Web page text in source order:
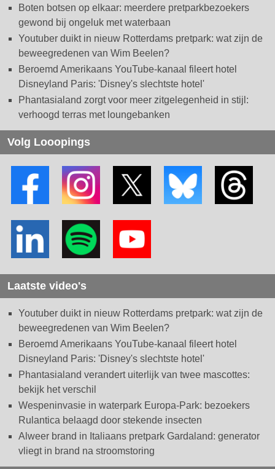
Boten botsen op elkaar: meerdere pretparkbezoekers
gewond bij ongeluk met waterbaan
Youtuber duikt in nieuw Rotterdams pretpark: wat zijn de
beweegredenen van Wim Beelen?
Beroemd Amerikaans YouTube-kanaal fileert hotel
Disneyland Paris: 'Disney's slechtste hotel'
Phantasialand zorgt voor meer zitgelegenheid in stijl:
verhoogd terras met loungebanken
Volg Looopings
Laatste video's
Youtuber duikt in nieuw Rotterdams pretpark: wat zijn de
beweegredenen van Wim Beelen?
Beroemd Amerikaans YouTube-kanaal fileert hotel
Disneyland Paris: 'Disney's slechtste hotel'
Phantasialand verandert uiterlijk van twee mascottes:
bekijk het verschil
Wespeninvasie in waterpark Europa-Park: bezoekers
Rulantica belaagd door stekende insecten
Alweer brand in Italiaans pretpark Gardaland: generator
vliegt in brand na stroomstoring